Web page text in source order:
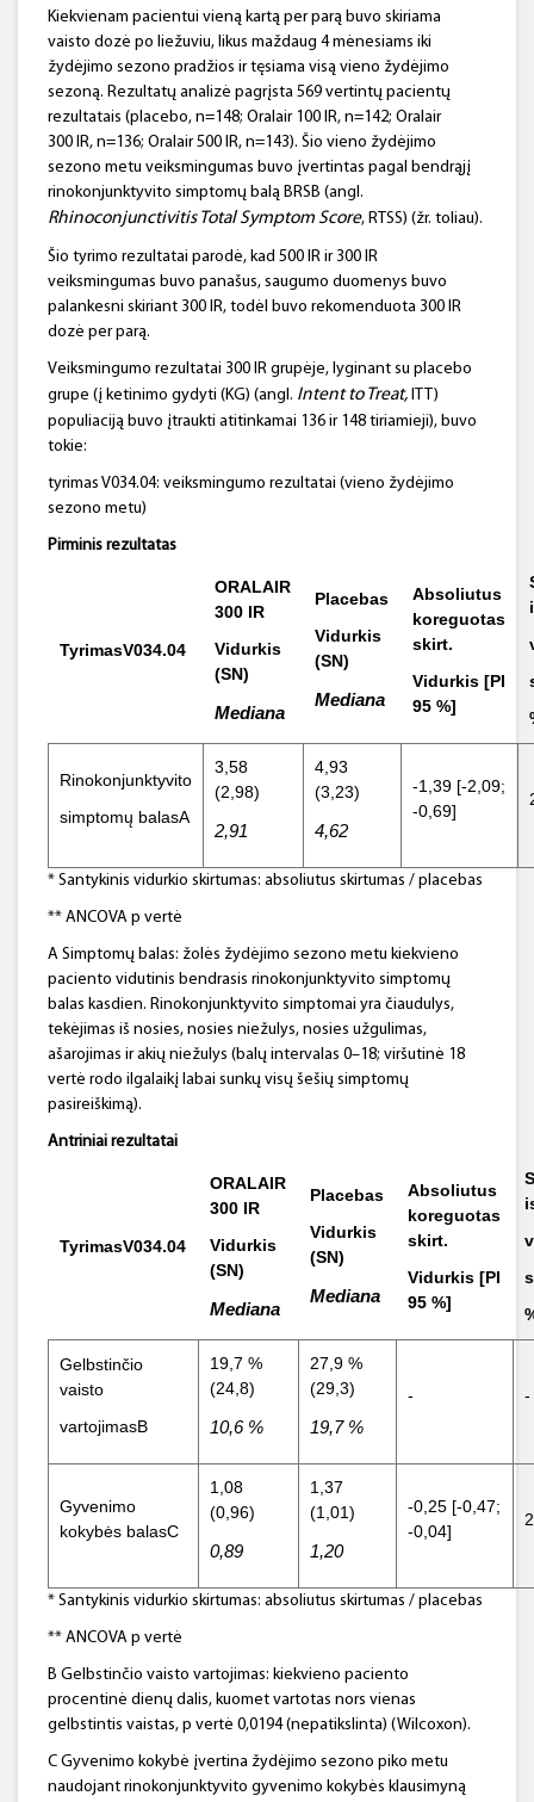
Kiekvienam pacientui vieną kartą per parą buvo skiriama
vaisto dozė po liežuviu, likus maždaug 4 mėnesiams iki
žydėjimo sezono pradžios ir tęsiama visą vieno žydėjimo
sezoną. Rezultatų analizė pagrįsta 569 vertintų pacientų
rezultatais (placebo, n=148; Oralair 100 IR, n=142; Oralair
300 IR, n=136; Oralair 500 IR, n=143). Šio vieno žydėjimo
sezono metu veiksmingumas buvo įvertintas pagal bendrąjį
rinokonjunktyvito simptomų balą BRSB (angl.
Rhinoconjunctivitis Total Symptom Score, RTSS) (žr. toliau).
Šio tyrimo rezultatai parodė, kad 500 IR ir 300 IR
veiksmingumas buvo panašus, saugumo duomenys buvo
palankesni skiriant 300 IR, todėl buvo rekomenduota 300 IR
dozė per parą.
Veiksmingumo rezultatai 300 IR grupėje, lyginant su placebo
grupe (į ketinimo gydyti (KG) (angl. IntenttoTreat, ITT)
populiaciją buvo įtraukti atitinkamai 136 ir 148 tiriamieji), buvo
tokie:
tyrimas V034.04: veiksmingumo rezultatai (vieno žydėjimo
sezono metu)
Pirminis rezultatas
TyrimasV034.04
ORALAIR
300 IR
Vidurkis
(SN)
Mediana
Placebas
Vidurkis
(SN)
Mediana
Absoliutus
koreguotas
skirt.
Vidurkis [PI
95 %]
Rinokonjunktyvito
simptomų balasA
3,58
(2,98)
2,91
4,93
(3,23)
4,62
-1,39 [-2,09;
-0,69]
* Santykinis vidurkio skirtumas: absoliutus skirtumas / placebas
** ANCOVA p vertė
A Simptomų balas: žolės žydėjimo sezono metu kiekvieno
paciento vidutinis bendrasis rinokonjunktyvito simptomų
balas kasdien. Rinokonjunktyvito simptomai yra čiaudulys,
tekėjimas iš nosies, nosies niežulys, nosies užgulimas,
ašarojimas ir akių niežulys (balų intervalas 0–18; viršutinė 18
vertė rodo ilgalaikį labai sunkų visų šešių simptomų
pasireiškimą).
Antriniai rezultatai
TyrimasV034.04
ORALAIR
300 IR
Vidurkis
(SN)
Mediana
Placebas
Vidurkis
(SN)
Mediana
Absoliutus
koreguotas
skirt.
Vidurkis [PI
95 %]
Gelbstinčio
vaisto
vartojimasB
19,7 %
(24,8)
10,6 %
27,9 %
(29,3)
19,7 %
- -
Gyvenimo
kokybės balasC
1,08
(0,96)
0,89
1,37
(1,01)
1,20
-0,25 [-0,47;
-0,04]
* Santykinis vidurkio skirtumas: absoliutus skirtumas / placebas
** ANCOVA p vertė
B Gelbstinčio vaisto vartojimas: kiekvieno paciento
procentinė dienų dalis, kuomet vartotas nors vienas
gelbstintis vaistas, p vertė 0,0194 (nepatikslinta) (Wilcoxon).
C Gyvenimo kokybė įvertina žydėjimo sezono piko metu
naudojant rinokonjunktyvito gyvenimo kokybės klausimyną